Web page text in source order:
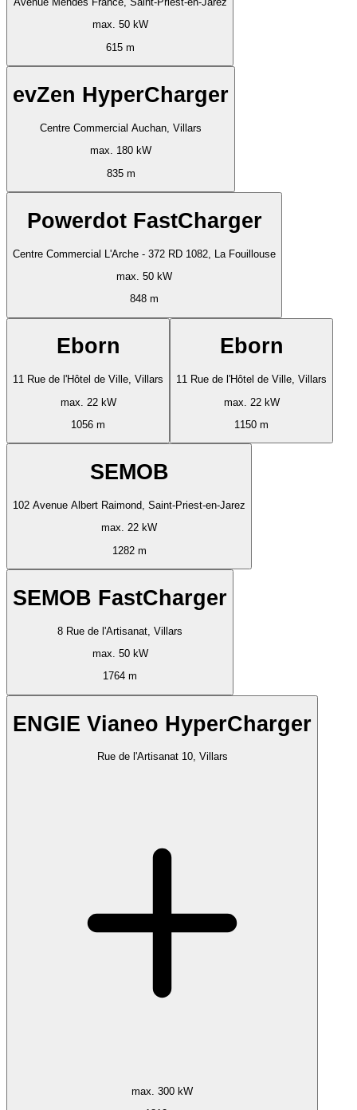
max. 50 kW
615 m
evZen HyperCharger
Centre Commercial Auchan, Villars
max. 180 kW
835 m
Powerdot FastCharger
Centre Commercial L'Arche - 372 RD 1082, La Fouillouse
max. 50 kW
848 m
Eborn
11 Rue de l'Hôtel de Ville, Villars
max. 22 kW
1056 m
Eborn
11 Rue de l'Hôtel de Ville, Villars
max. 22 kW
1150 m
SEMOB
102 Avenue Albert Raimond, Saint-Priest-en-Jarez
max. 22 kW
1282 m
SEMOB FastCharger
8 Rue de l'Artisanat, Villars
max. 50 kW
1764 m
ENGIE Vianeo HyperCharger
Rue de l'Artisanat 10, Villars
max. 300 kW